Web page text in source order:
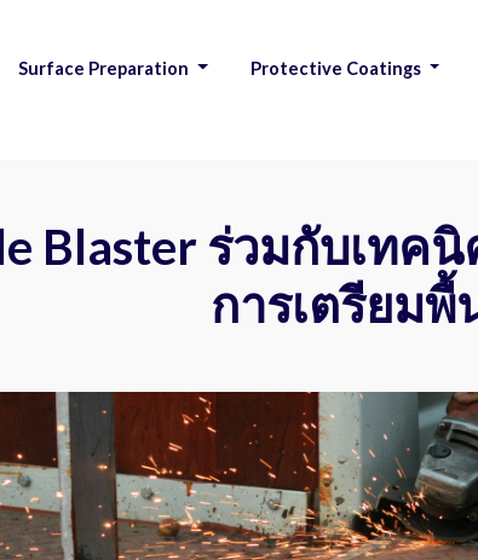
Surface Preparation Protective Coatings
Blaster ร่วมกับเทค
การเตรียมพื้